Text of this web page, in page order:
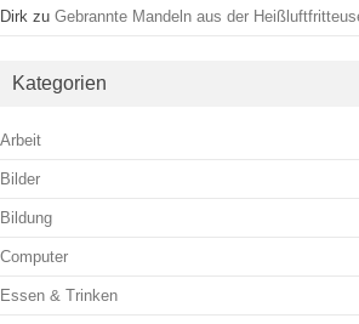
Dirk zu Gebrannte Mandeln aus der
Kategorien
Arbeit
Bilder
Bildung
Computer
Essen & Trinken